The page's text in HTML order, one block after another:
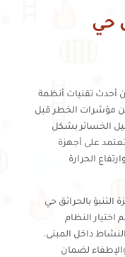
حي
أحدث تقنيات أنظمة
عن مؤشرات الخطر قبل
الخسائر بشكل
على أجهزة
الحرارة
بالحرائق حي
النظام
داخل المبنى.
لضمان